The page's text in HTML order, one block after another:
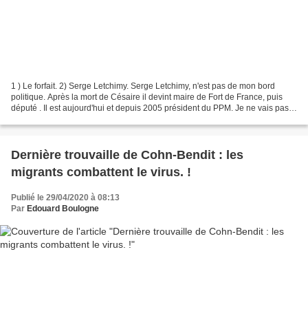
1 ) Le forfait. 2) Serge Letchimy. Serge Letchimy, n'est pas de mon bord
politique. Après la mort de Césaire il devint maire de Fort de France, puis
député . Il est aujourd'hui et depuis 2005 président du PPM. Je ne vais pas
Dernière trouvaille de Cohn-Bendit : les
migrants combattent le virus. !
Publié le 29/04/2020 à 08:13
Par Edouard Boulogne